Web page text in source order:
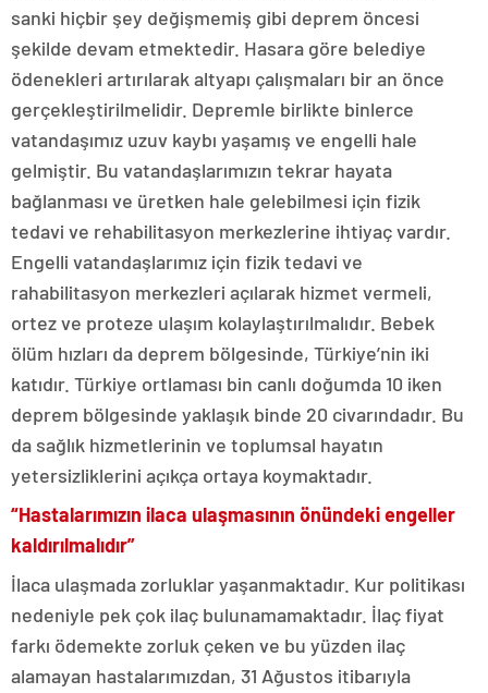
sanki hiçbir şey değişmemiş gibi deprem öncesi
şekilde devam etmektedir. Hasara göre belediye
ödenekleri artırılarak altyapı çalışmaları bir an önce
gerçekleştirilmelidir. Depremle birlikte binlerce
vatandaşımız uzuv kaybı yaşamış ve engelli hale
gelmiştir. Bu vatandaşlarımızın tekrar hayata
bağlanması ve üretken hale gelebilmesi için fizik
tedavi ve rehabilitasyon merkezlerine ihtiyaç vardır.
Engelli vatandaşlarımız için fizik tedavi ve
rahabilitasyon merkezleri açılarak hizmet vermeli,
ortez ve proteze ulaşım kolaylaştırılmalıdır. Bebek
ölüm hızları da deprem bölgesinde, Türkiye’nin iki
katıdır. Türkiye ortlaması bin canlı doğumda 10 iken
deprem bölgesinde yaklaşık binde 20 civarındadır. Bu
da sağlık hizmetlerinin ve toplumsal hayatın
yetersizliklerini açıkça ortaya koymaktadır.
“Hastalarımızın ilaca ulaşmasının önündeki engeller
kaldırılmalıdır”
İlaca ulaşmada zorluklar yaşanmaktadır. Kur politikası
nedeniyle pek çok ilaç bulunamamaktadır. İlaç fiyat
farkı ödemekte zorluk çeken ve bu yüzden ilaç
alamayan hastalarımızdan, 31 Ağustos itibarıyla